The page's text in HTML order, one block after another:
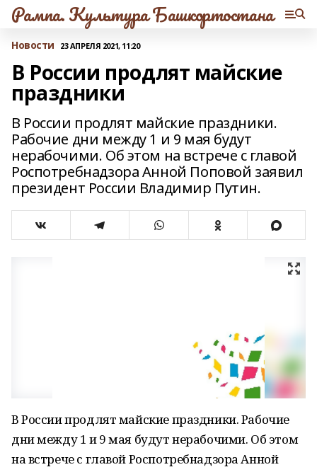
Рампа. Культура Башкортостана
Новости 23 АПРЕЛЯ 2021, 11:20
В России продлят майские
праздники
В России продлят майские праздники.
Рабочие дни между 1 и 9 мая будут
нерабочими. Об этом на встрече с главой
Роспотребнадзора Анной Поповой заявил
президент России Владимир Путин.
В России продлят майские праздники. Рабочие
дни между 1 и 9 мая будут нерабочими. Об этом
на встрече с главой Роспотребнадзора Анной